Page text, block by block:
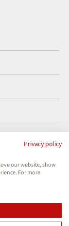
Privacy policy
our website, show
For more